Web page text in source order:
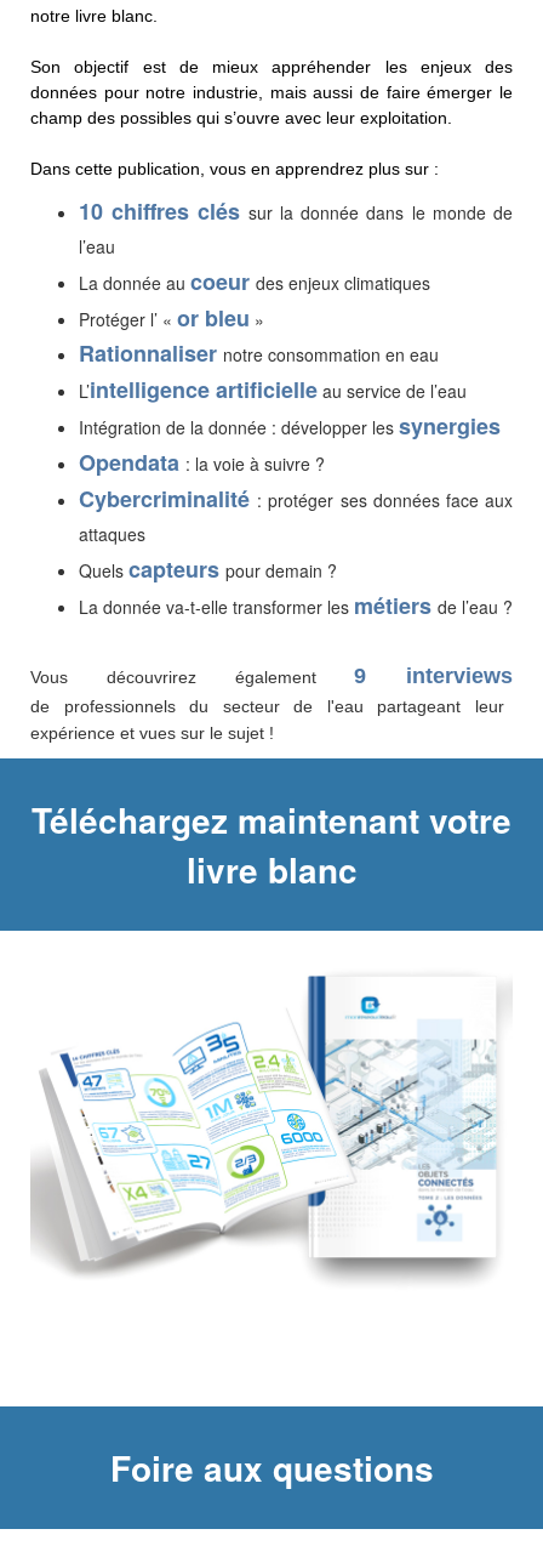
notre livre blanc.
Son objectif est de mieux appréhender les enjeux des
données pour notre industrie, mais aussi de faire émerger le
champ des possibles qui s’ouvre avec leur exploitation.
Dans cette publication, vous en apprendrez plus sur :
10 chiffres clés sur la donnée dans le monde de
l’eau
La donnée au coeur des enjeux climatiques
Protéger l’ « or bleu »
Rationnaliser notre consommation en eau
L’intelligence artificielle au service de l’eau
Intégration de la donnée : développer les synergies
Opendata : la voie à suivre ?
Cybercriminalité : protéger ses données face aux
attaques
Quels capteurs pour demain ?
La donnée va-t-elle transformer les métiers de l’eau ?
Vous découvrirez également9 interviews
de professionnels du secteur de l'eau partageant leur
expérience et vues sur le sujet !
Téléchargez maintenant votre
livre blanc
Foire aux questions